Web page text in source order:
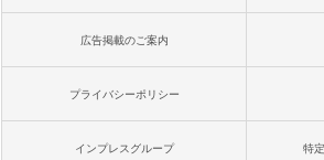
広告掲載のご案内
プライバシーポリシー
インプレスグループ 特